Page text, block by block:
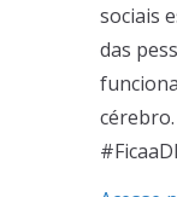
sociais
das
cérebro.